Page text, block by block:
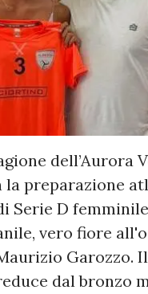
dell’Aurora
la preparazione
Serie D
vero fiore
Garozzo.
dal bronzo